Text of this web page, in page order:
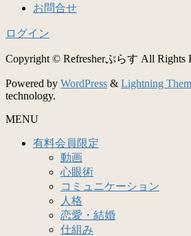
お問合せ
ログイン
Copyright © Refresherぷらす All Rights
Powered by WordPress & Lightning
technology.
MENU
有料会員限定
動画
心眼術
コミュニケーション
人格
恋愛・結婚
仕組み